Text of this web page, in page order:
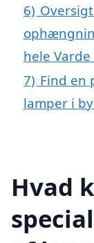
6)
hele
7) Find en
lamper i
Hvad